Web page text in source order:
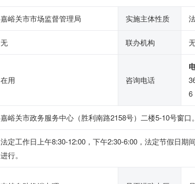
嘉峪关市市场监督管理局 实施主体性质
无 联办机构
在用 咨询电话
6
嘉峪关市政务服务中心（胜利南路2158号）二楼5-10号窗口。
法定工作日上午8:30-12:00，下午2:30-6:00，法定节假日
进行。